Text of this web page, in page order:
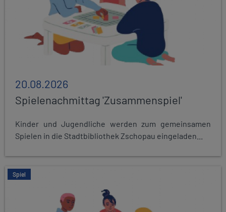
20.08.2026
Spielenachmittag 'Zusammenspiel'
Kinder und Jugendliche werden zum gemeinsamen
Spielen in die Stadtbibliothek Zschopau eingeladen...
Spiel